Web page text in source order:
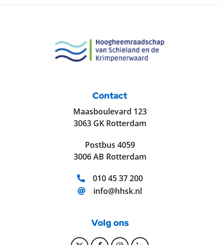
Contact
Maasboulevard 123
3063 GK Rotterdam
Postbus 4059
3006 AB Rotterdam
Telefoonnummer:
010 45 37 200
E-mailadres:
info@hhsk.nl
Volg ons